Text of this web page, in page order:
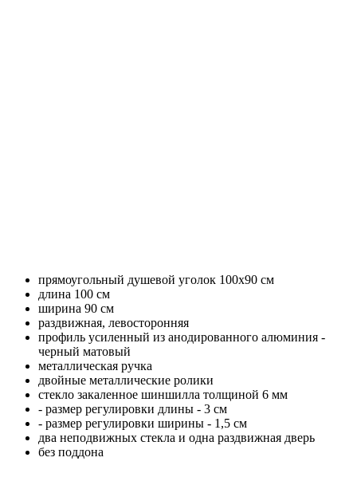
прямоугольный душевой уголок 100x90 см
длина 100 см
ширина 90 см
раздвижная, левосторонняя
профиль усиленный из анодированного алюминия -
черный матовый
металлическая ручка
двойные металлические ролики
стекло закаленное шиншилла толщиной 6 мм
- размер регулировки длины - 3 см
- размер регулировки ширины - 1,5 см
два неподвижных стекла и одна раздвижная дверь
без поддона